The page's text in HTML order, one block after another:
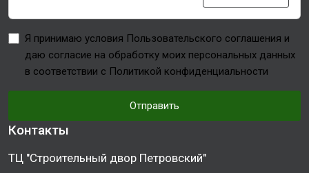
Я принимаю условия Пользовательского соглашения и
даю согласие на обработку моих персональных данных
в соответствии с Политикой конфиденциальности
Отправить
Контакты
ТЦ "Строительный двор Петровский"